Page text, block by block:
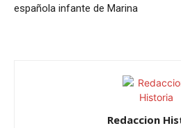
española infante de Marina
Redaccion